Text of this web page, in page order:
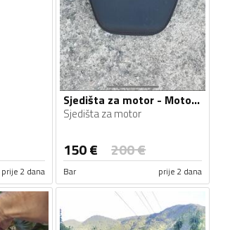
prije 2 dana
Sjedišta za motor - Moto oprema
Sjedišta za motor
150€ 200€
Bar prije 2 dana